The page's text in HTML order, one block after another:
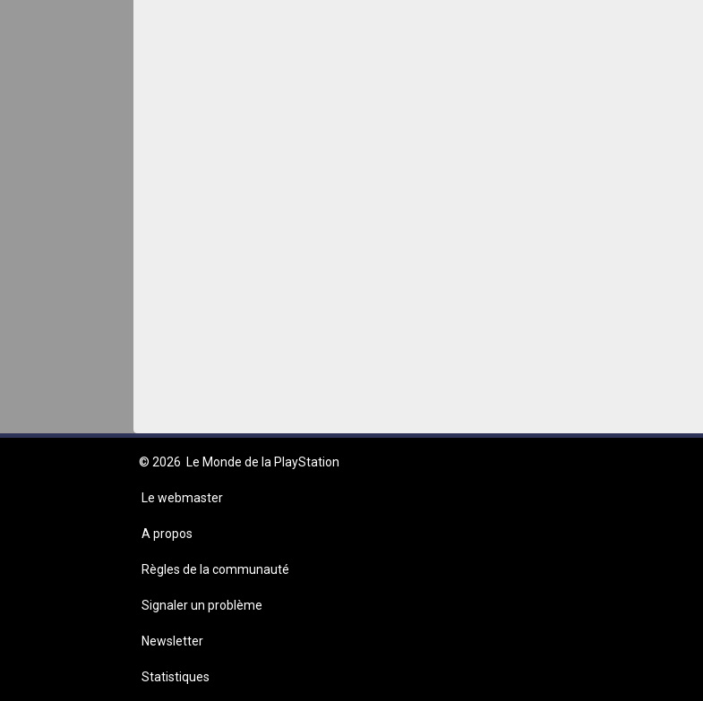
© 2026 Le Monde de la PlayStation
Le webmaster
A propos
Règles de la communauté
Signaler un problème
Newsletter
Statistiques